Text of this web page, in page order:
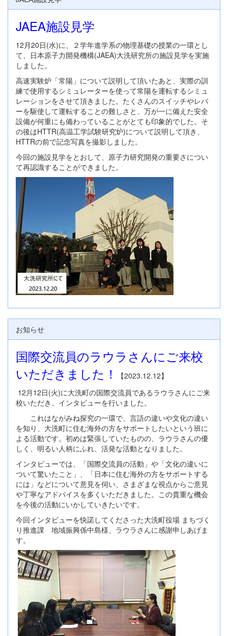
JAEA施設見学
12月20日(水)に、２学年進学系の物理基礎の授業の一環とし
て、日本原子力開発機構(JAEA)大洗研究所の施設見学を実施
しました。
高速実験炉「常陽」について説明して頂いたあと、実際の訓
練で使用するシミュレーターを使って常陽を運転するシミュ
レーションをさせて頂きました。たくさんのスイッチやレバ
ーを駆使して運転することの難しさと、万が一に備えた安全
設備が何重にも備わっていることがとても印象的でした。そ
の後はHTTR(高温工学試験研究炉)について説明して頂き、
HTTRの前で記念写真を撮影しました。
今回の施設見学をとおして、原子力研究開発の重要さについ
て再認識することができました。
お知らせ
国際交流員のラウラさんにご来校
いただきました！
【2023.12.12】
12月12日(火)に大洗町の国際交流員であるラウラさんにご来
校いただき、インタビューを行いました。
これはながみね探究の一環で、言語の違いや文化の違い
を知り、大洗町に住む海外の方をサポートしたいという班に
よる活動です。初めは緊張していたものの、ラウラさんの優
しく、明るい人柄にふれ、活発な活動となりました。
インタビューでは、「国際交流員の活動」や「文化の違いに
ついて驚いたこと」、「日本に住む海外の方をサポートする
には」などについて意見を伺い、さまざまな視点からご意見
や丁寧なアドバイスを多くいただきました。この貴重な機会
を今後の活動にいかしていきたいです。
今回インタビューを快諾してくださった大洗町役場 まちづく
り推進課 地域振興係中島様、ラウラさんに感謝申しあげま
す。